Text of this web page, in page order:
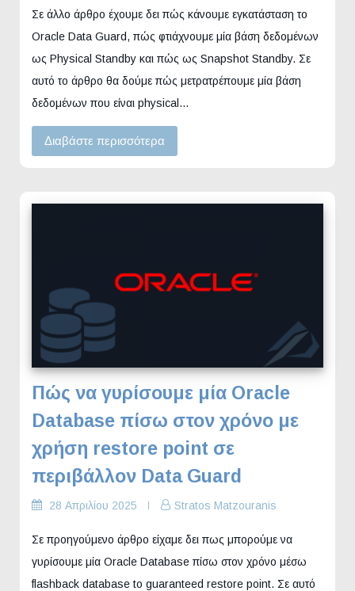
Σε άλλο άρθρο έχουμε δει πώς κάνουμε εγκατάσταση το
Oracle Data Guard, πώς φτιάχνουμε μία βάση δεδομένων
ως Physical Standby και πώς ως Snapshot Standby. Σε
αυτό το άρθρο θα δούμε πώς μετρατρέπουμε μία βάση
δεδομένων που είναι physical…
Διαβάστε περισσότερα
Πώς να γυρίσουμε μία Oracle
Database πίσω στον χρόνο με
χρήση restore point σε
περιβάλλον Data Guard
28 Απριλίου 2025 Stratos Matzouranis
Σε προηγούμενο άρθρο είχαμε δει πως μπορούμε να
γυρίσουμε μία Oracle Database πίσω στον χρόνο μέσω
flashback database to guaranteed restore point. Σε αυτό